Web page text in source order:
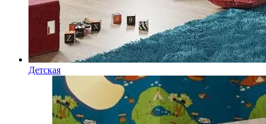
Детская